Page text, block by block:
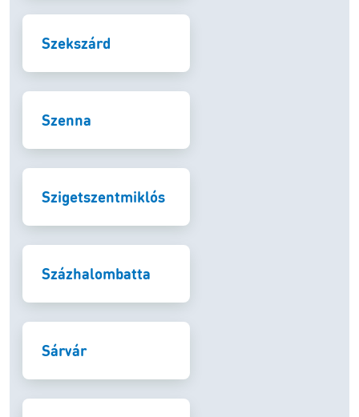
Szekszárd
Szenna
Szigetszentmiklós
Százhalombatta
Sárvár